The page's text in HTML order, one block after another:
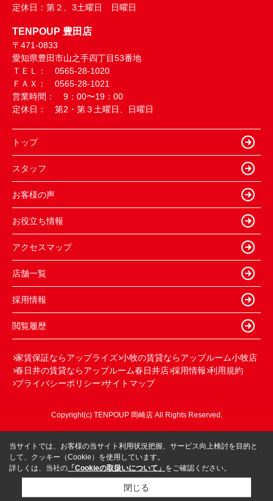
定休日： 第２、3土曜日 日曜日
TENPOUP 豊田店
〒471-0833
愛知県豊田市山之手四丁目53番地
ＴＥＬ： 0565-28-1020
ＦＡＸ： 0565-28-1021
営業時間： 9：00〜19：00
定休日： 第2・第３土曜日、日曜日
トップ
スタッフ
お客様の声
お役立ち情報
アクセスマップ
店舗一覧
採用情報
閲覧履歴
家賃保証ならアップライズ 小牧の賃貸ならアップルーム小牧店
春日井の賃貸ならアップルーム春日井店 採用情報 利用規約
プライバシーポリシー サイトマップ
Copyright(c) TENPOUP 岡崎店 All Rights Reserved.
当サイトでは、お客様の当サイト利用状況把握、サービス向上検討を目的と
して、クッキー（Cookie）を使用しています。
詳しくは、当社の 「Cookieの取扱いについて」 をご確認ください。
閉じる